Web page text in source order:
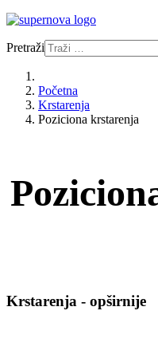
Pretraži
Početna
Krstarenja
Poziciona krstarenja
Krstarenja - opširnije